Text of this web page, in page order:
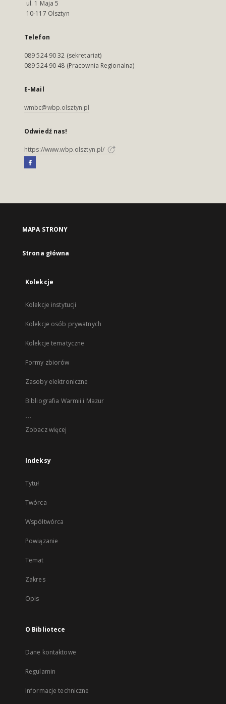
ul. 1 Maja 5
10-117 Olsztyn
Telefon
089 524 90 32 (sekretariat)
089 524 90 48 (Pracownia Regionalna)
E-Mail
wmbc@wbp.olsztyn.pl
Odwiedź nas!
https://www.wbp.olsztyn.pl/
MAPA STRONY
Strona główna
Kolekcje
Kolekcje instytucji
Kolekcje osób prywatnych
Kolekcje tematyczne
Formy zbiorów
Zasoby elektroniczne
Bibliografia Warmii i Mazur
...
Zobacz więcej
Indeksy
Tytuł
Twórca
Współtwórca
Powiązanie
Temat
Zakres
Opis
O Bibliotece
Dane kontaktowe
Regulamin
Informacje techniczne